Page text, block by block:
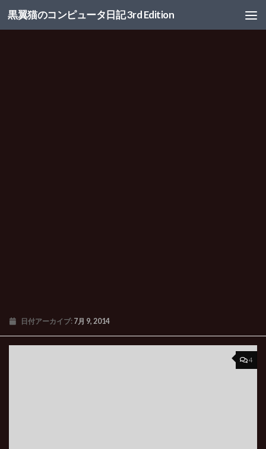
コンテンツへスキップ
黒翼猫のコンピュータ日記 3rd Edition
日付アーカイブ: 7月 9, 2014
4